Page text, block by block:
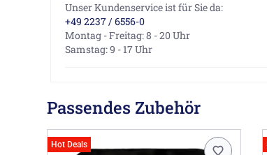
Unser Kundenservice ist für Sie da:
+49 2237 / 6556-0
Montag - Freitag: 8 - 20 Uhr
Samstag: 9 - 17 Uhr
Passendes Zubehör
Hot Deals